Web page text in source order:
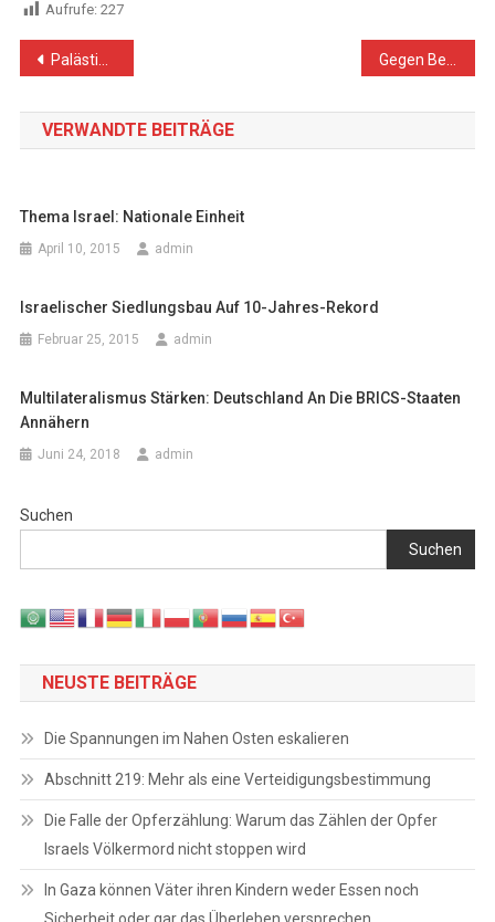
Aufrufe: 227
Beitragsnavigation
Palästinenser in Israel sind jetzt mit rechtsextremer Mobgewalt konfrontiert, die vom Staat unterstützt wird Gegen Besatzer gibt es berechtigten bewaffneten Widerstand: Die deutsche Geschichte zeigt es
VERWANDTE BEITRÄGE
Thema Israel: Nationale Einheit
April 10, 2015 admin
Israelischer Siedlungsbau Auf 10-Jahres-Rekord
Februar 25, 2015 admin
Multilateralismus Stärken: Deutschland An Die BRICS-Staaten
Annähern
Juni 24, 2018 admin
Suchen
Suchen
NEUSTE BEITRÄGE
Die Spannungen im Nahen Osten eskalieren
Abschnitt 219: Mehr als eine Verteidigungsbestimmung
Die Falle der Opferzählung: Warum das Zählen der Opfer
Israels Völkermord nicht stoppen wird
In Gaza können Väter ihren Kindern weder Essen noch
Sicherheit oder gar das Überleben versprechen